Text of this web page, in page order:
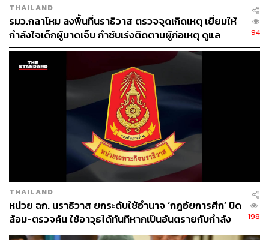
THAILAND
รมว.กลาโหม ลงพื้นที่นราธิวาส ตรวจจุดเกิดเหตุ เยี่ยมให้
กำลังใจเด็กผู้บาดเจ็บ กำชับเร่งติดตามผู้ก่อเหตุ ดูแล
เยียวยากำลังพลกำลังความสามารถ
94
THAILAND
หน่วย ฉก. นราธิวาส ยกระดับใช้อำนาจ ‘กฎอัยการศึก’ ปิด
ล้อม-ตรวจค้น ใช้อาวุธได้ทันทีหากเป็นอันตรายกับกำลัง
พล
198